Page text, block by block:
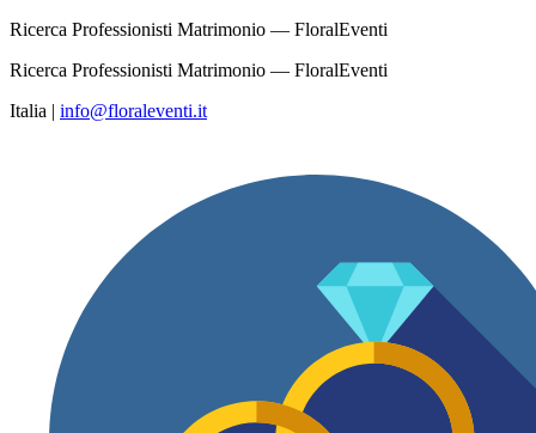
Ricerca Professionisti Matrimonio — FloralEventi
Ricerca Professionisti Matrimonio — FloralEventi
Italia | info@floraleventi.it